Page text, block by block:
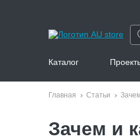
Каталог
Главная Статьи
Зачем и